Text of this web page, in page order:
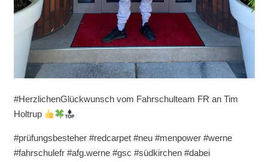
#HerzlichenGlückwunsch vom Fahrschulteam FR an Tim
Holtrup
#prüfungsbesteher #redcarpet #neu #menpower #werne
#fahrschulefr #afg.werne #gsc #südkirchen #dabei